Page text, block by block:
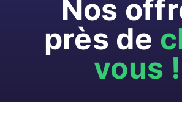
Nos
près de
vous !